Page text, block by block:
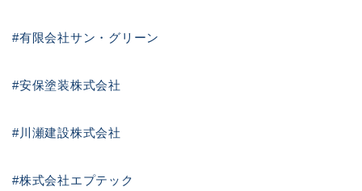
#有限会社サン・グリーン
#安保塗装株式会社
#川瀬建設株式会社
#株式会社エプテック